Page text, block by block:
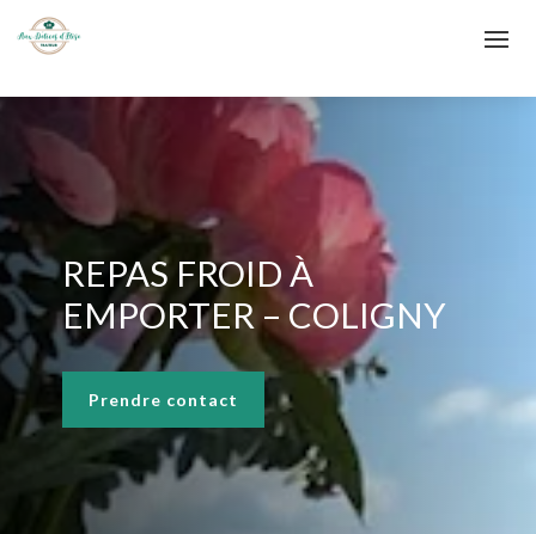
REPAS FROID À
EMPORTER – COLIGNY
Prendre contact